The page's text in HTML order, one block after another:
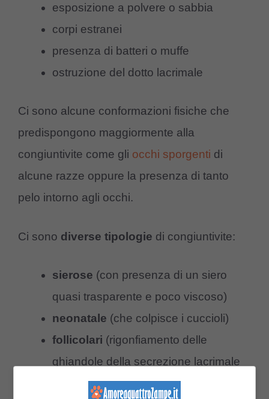
esposizione a polvere o sabbia
corpi estranei
presenza di batteri o muffe
ostruzione del dotto lacrimale
Ci sono alcune conformazioni fisiche che
predispongono maggiormente alla
congiuntivite come gli occhi sporgenti di
alcune razze oppure la presenza di tanto
pelo intorno agli occhi.
Ci sono diverse tipologie di congiuntivite:
sierose (con presenza di un siero
quasi trasparente e poco viscoso)
neonatale (che colpisce i cuccioli)
follicolari (rigonfiamento delle
ghiandole della secrezione lacrimale
che può cronicizzarsi)